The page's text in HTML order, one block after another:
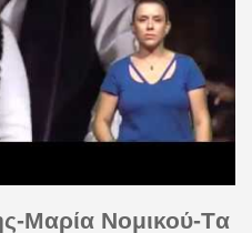
Μαρία Νομικού-Tα